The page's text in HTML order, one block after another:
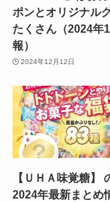
ポンとオリジナル
たくさん（2024年
報）
2024年12月12日
【ＵＨＡ味覚糖】
2024年最新まとめ